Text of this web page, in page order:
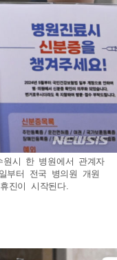
시 한 병원에서 관계자
부터 전국 병의원 개원
진이 시작된다.